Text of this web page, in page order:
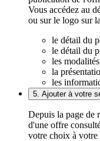
Vous accédez au
ou sur le logo sur
le détail du
le détail du
les
la
les
5. Ajouter à votre
Depuis la page de
d'une offre
votre choix à